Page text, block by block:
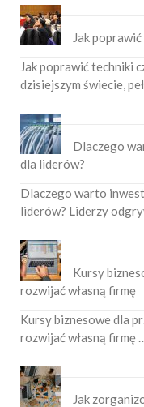
Jak
Jak poprawić techniki
dzisiejszym świecie,
Dlaczego
dla liderów?
Dlaczego warto
liderów? Liderzy
Kursy
rozwijać własną firmę
Kursy biznesowe dla
rozwijać własną firmę
Jak